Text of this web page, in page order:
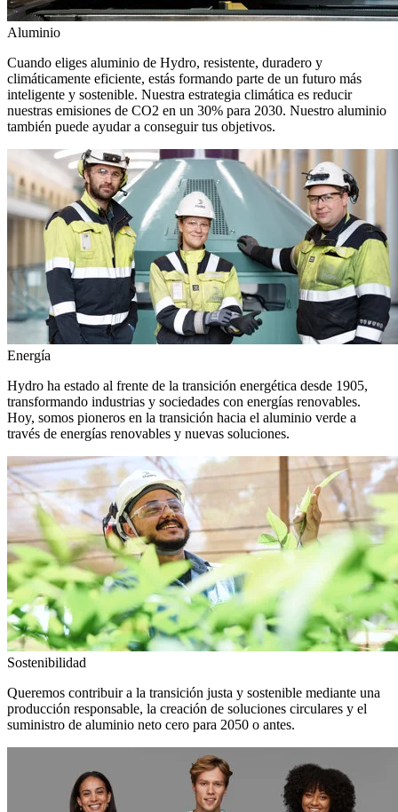
Aluminio
Cuando eliges aluminio de Hydro, resistente, duradero y
climáticamente eficiente, estás formando parte de un futuro más
inteligente y sostenible. Nuestra estrategia climática es reducir
nuestras emisiones de CO2 en un 30% para 2030. Nuestro aluminio
también puede ayudar a conseguir tus objetivos.
Energía
Hydro ha estado al frente de la transición energética desde 1905,
transformando industrias y sociedades con energías renovables.
Hoy, somos pioneros en la transición hacia el aluminio verde a
través de energías renovables y nuevas soluciones.
Sostenibilidad
Queremos contribuir a la transición justa y sostenible mediante una
producción responsable, la creación de soluciones circulares y el
suministro de aluminio neto cero para 2050 o antes.